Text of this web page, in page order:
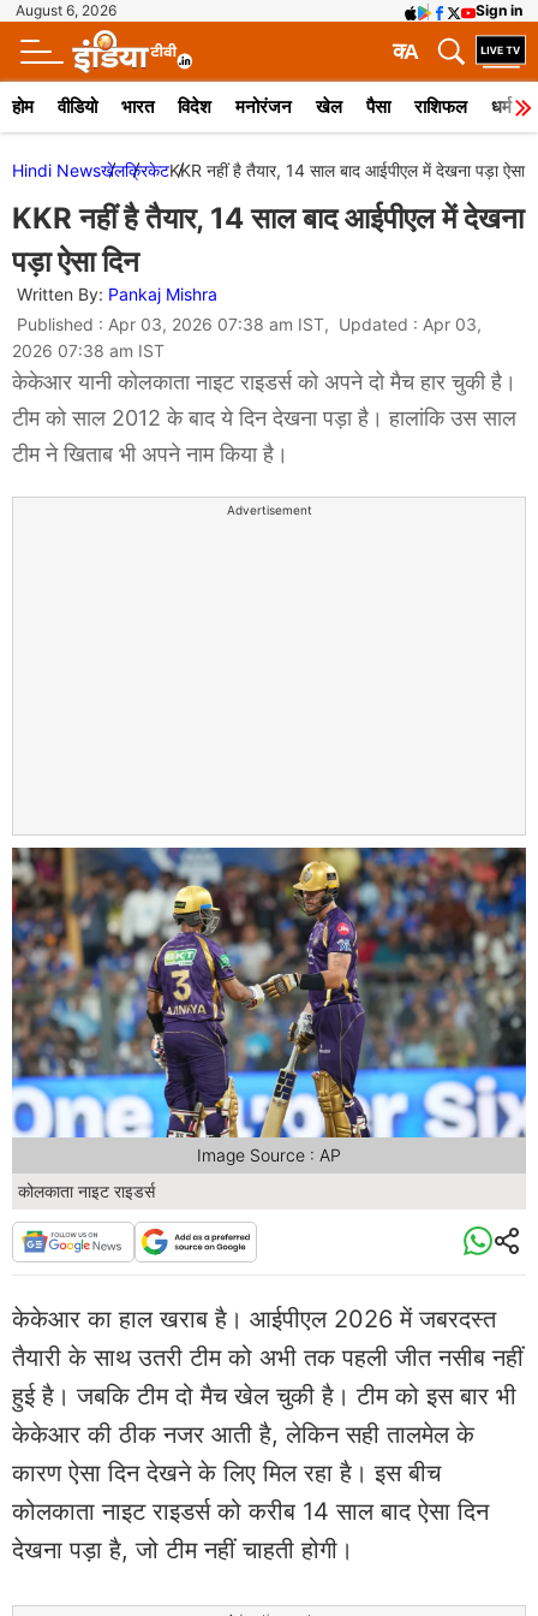
August 6, 2026 Sign in
A
क
होम वीडियो भारत विदेश मनोरंजन खेल पैसा राशिफल धर्म
Hindi Newsखेलक्रिकेटKKR नहीं है तैयार, 14 साल बाद आईपीएल में देखना पड़ा ऐसा
KKR नहीं है तैयार, 14 साल बाद आईपीएल में देखना
पड़ा ऐसा दिन
Written By: Pankaj Mishra
Published : Apr 03, 2026 07:38 am IST, Updated : Apr 03,
2026 07:38 am IST
केकेआर यानी कोलकाता नाइट राइडर्स को अपने दो मैच हार चुकी है।
टीम को साल 2012 के बाद ये दिन देखना पड़ा है। हालांकि उस साल
टीम ने खिताब भी अपने नाम किया है।
Advertisement
कोलकाता नाइट राइडर्स
Image Source : AP
केकेआर का हाल खराब है। आईपीएल 2026 में जबरदस्त
तैयारी के साथ उतरी टीम को अभी तक पहली जीत नसीब नहीं
हुई है। जबकि टीम दो मैच खेल चुकी है। टीम को इस बार भी
केकेआर की ठीक नजर आती है, लेकिन सही तालमेल के
कारण ऐसा दिन देखने के लिए मिल रहा है। इस बीच
कोलकाता नाइट राइडर्स को करीब 14 साल बाद ऐसा दिन
देखना पड़ा है, जो टीम नहीं चाहती होगी।